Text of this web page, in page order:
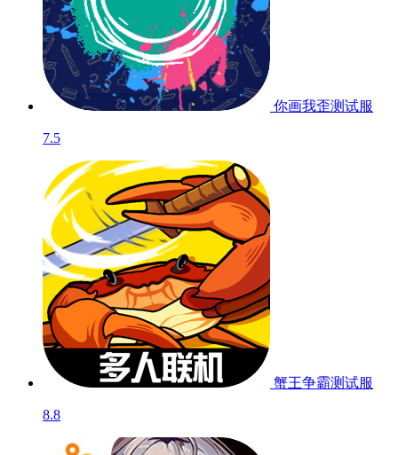
你画我歪测试服
7.5
蟹王争霸测试服
8.8